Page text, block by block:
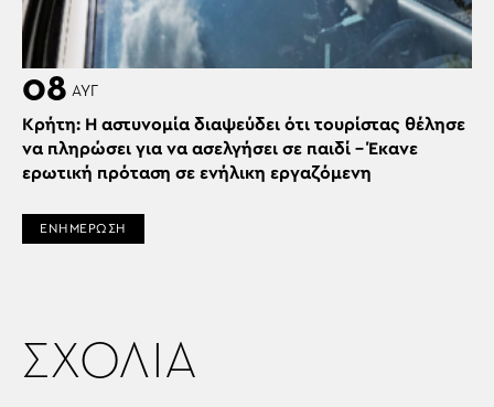
08 ΑΥΓ
Κρήτη: Η αστυνομία διαψεύδει ότι τουρίστας θέλησε
να πληρώσει για να ασελγήσει σε παιδί – Έκανε
ερωτική πρόταση σε ενήλικη εργαζόμενη
ΕΝΗΜΕΡΩΣΗ
ΣΧΟΛΙΑ